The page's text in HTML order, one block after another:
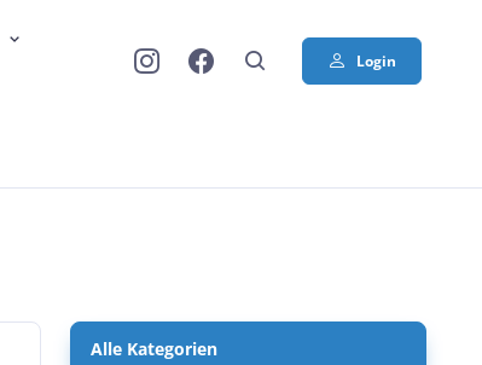
Login
Alle Kategorien